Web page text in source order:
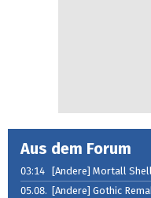
Aus dem Forum
03:14 [Andere] Mortall
05.08. [Andere] Gothic